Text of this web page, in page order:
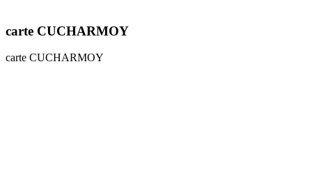
carte CUCHARMOY
carte CUCHARMOY